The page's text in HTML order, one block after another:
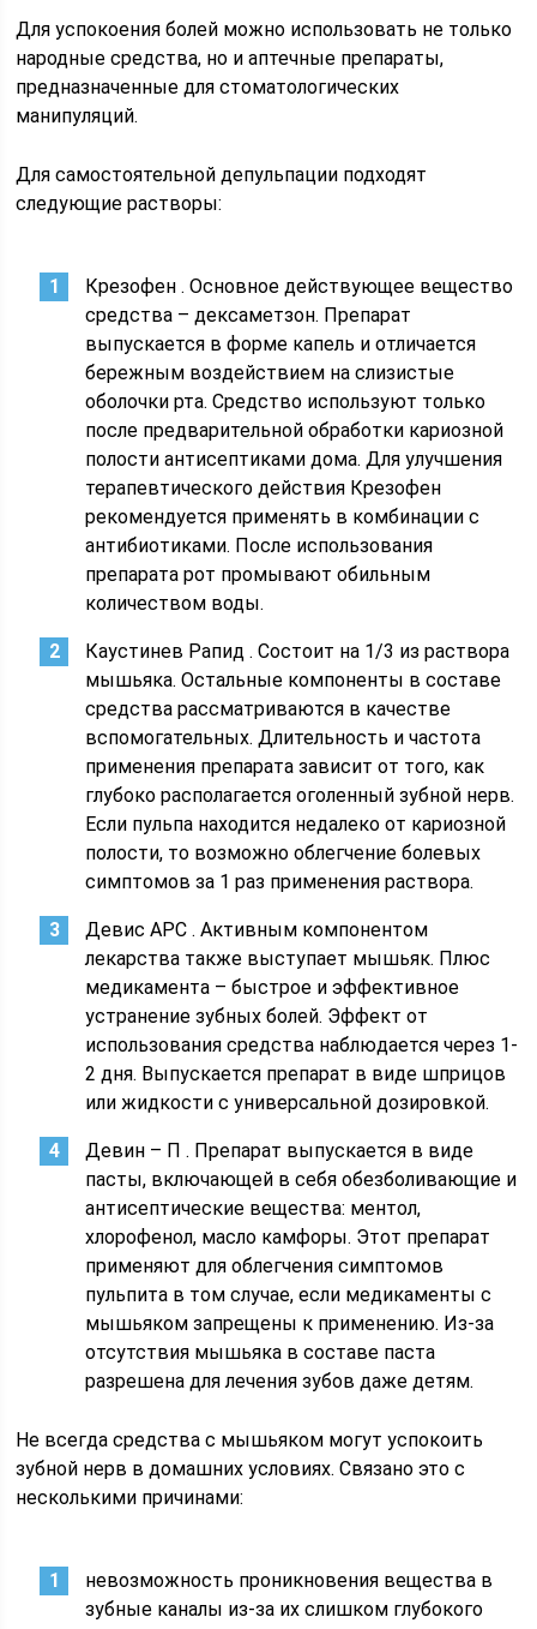
Для успокоения болей можно использовать не только
народные средства, но и аптечные препараты,
предназначенные для стоматологических
манипуляций.
Для самостоятельной депульпации подходят
следующие растворы:
Крезофен . Основное действующее вещество
средства – дексаметзон. Препарат
выпускается в форме капель и отличается
бережным воздействием на слизистые
оболочки рта. Средство используют только
после предварительной обработки кариозной
полости антисептиками дома. Для улучшения
терапевтического действия Крезофен
рекомендуется применять в комбинации с
антибиотиками. После использования
препарата рот промывают обильным
количеством воды.
Каустинев Рапид . Состоит на 1/3 из раствора
мышьяка. Остальные компоненты в составе
средства рассматриваются в качестве
вспомогательных. Длительность и частота
применения препарата зависит от того, как
глубоко располагается оголенный зубной нерв.
Если пульпа находится недалеко от кариозной
полости, то возможно облегчение болевых
симптомов за 1 раз применения раствора.
Девис АРС . Активным компонентом
лекарства также выступает мышьяк. Плюс
медикамента – быстрое и эффективное
устранение зубных болей. Эффект от
использования средства наблюдается через 1-
2 дня. Выпускается препарат в виде шприцов
или жидкости с универсальной дозировкой.
Девин – П . Препарат выпускается в виде
пасты, включающей в себя обезболивающие и
антисептические вещества: ментол,
хлорофенол, масло камфоры. Этот препарат
применяют для облегчения симптомов
пульпита в том случае, если медикаменты с
мышьяком запрещены к применению. Из-за
отсутствия мышьяка в составе паста
разрешена для лечения зубов даже детям.
Не всегда средства с мышьяком могут успокоить
зубной нерв в домашних условиях. Связано это с
несколькими причинами:
невозможность проникновения вещества в
зубные каналы из-за их слишком глубокого